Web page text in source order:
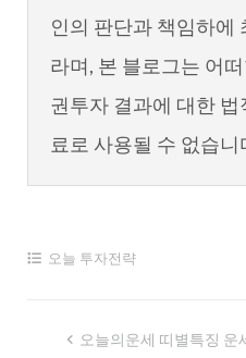
인의 판단과 책임하에
라며, 본 블로그는 어
권투자 결과에 대한
료로 사용될 수 없습니
오늘 투자전략
오늘의운세 띠별특징 운